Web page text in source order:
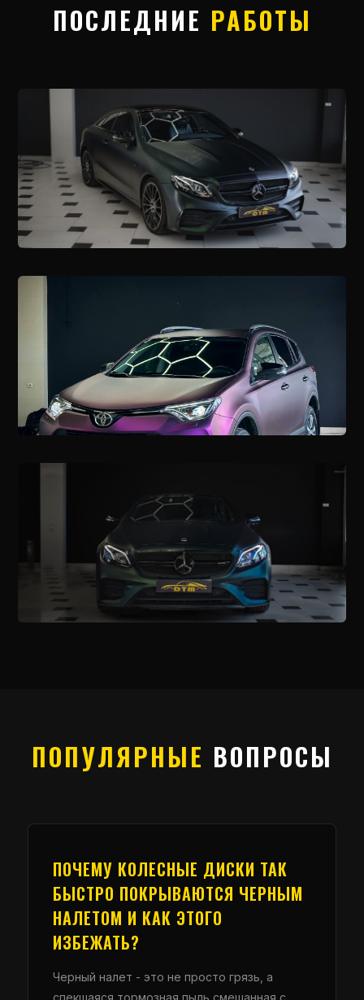
ПОСЛЕДНИЕ РАБОТЫ
ПОПУЛЯРНЫЕ ВОПРОСЫ
ПОЧЕМУ КОЛЕСНЫЕ ДИСКИ ТАК
БЫСТРО ПОКРЫВАЮТСЯ ЧЕРНЫМ
НАЛЕТОМ И КАК ЭТОГО
ИЗБЕЖАТЬ?
Черный налет - это не просто грязь, а
спекшаяся тормозная пыль смешанная с